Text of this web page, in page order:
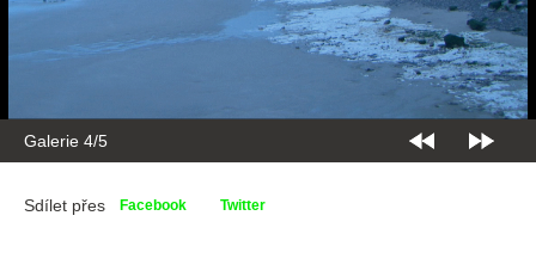
Galerie 4/5
Sdílet přes Facebook Twitter